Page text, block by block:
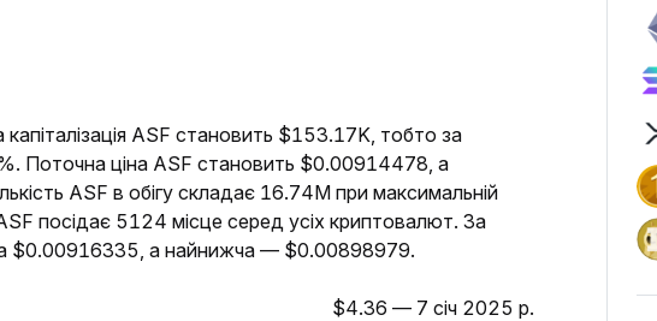
ASF становить $153.17K, тобто за
Поточна ціна ASF становить $0.00914478, а
ASF в обігу складає 16.74M при максимальній
посідає 5124 місце серед усіх криптовалют. За
$0.00916335, а найнижча — $0.00898979.
$4.36 — 7 січ 2025 р.